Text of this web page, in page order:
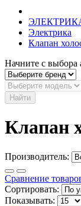
Электрика
Клапан
Начните с выбора
Найти
Клапан
Производитель:
Сравнение
Сортировать:
Показывать: